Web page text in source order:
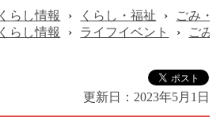
くらし情報 › くらし・福祉 ›
ごみ・
くらし情報 › ライフイベント › ごみ
更新日： 2023年5月1日